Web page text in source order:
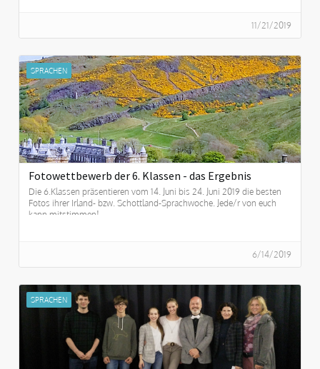
11/21/2019
SPRACHEN
Fotowettbewerb der 6. Klassen - das Ergebnis
Die 6.Klassen präsentieren vom 14. Juni bis 24. Juni 2019 die besten
Fotos ihrer Irland- bzw. Schottland-Sprachwoche. Jede/r von euch
kann mitstimmen!
6/14/2019
SPRACHEN